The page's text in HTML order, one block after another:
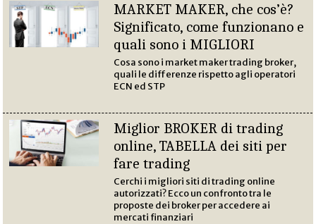
MARKET MAKER, che cos’è?
Significato, come funzionano e
quali sono i MIGLIORI
Cosa sono i market maker trading broker,
quali le differenze rispetto agli operatori
ECN ed STP
Miglior BROKER di trading
online, TABELLA dei siti per
fare trading
Cerchi i migliori siti di trading online
autorizzati? Ecco un confronto tra le
proposte dei broker per accedere ai
mercati finanziari